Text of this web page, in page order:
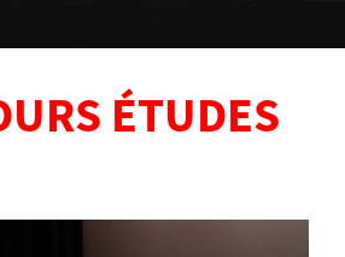
ÉTUDES